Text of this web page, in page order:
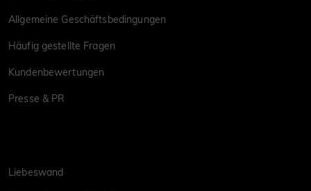
Allgemeine Geschäftsbedingungen
Häufig gestellte Fragen
Kundenbewertungen
Presse & PR
Liebeswand